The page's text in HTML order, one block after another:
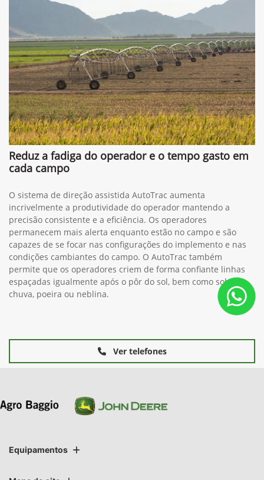
Reduz a fadiga do operador e o tempo gasto em
cada campo
O sistema de direção assistida AutoTrac aumenta
incrivelmente a produtividade do operador mantendo a
precisão consistente e a eficiência. Os operadores
permanecem mais alerta enquanto estão no campo e são
capazes de se focar nas configurações do implemento e nas
condições cambiantes do campo. O AutoTrac também
permite que os operadores criem de forma confiante linhas
espaçadas igualmente após o pôr do sol, bem como sob
chuva, poeira ou neblina.
Ver telefones
Equipamentos